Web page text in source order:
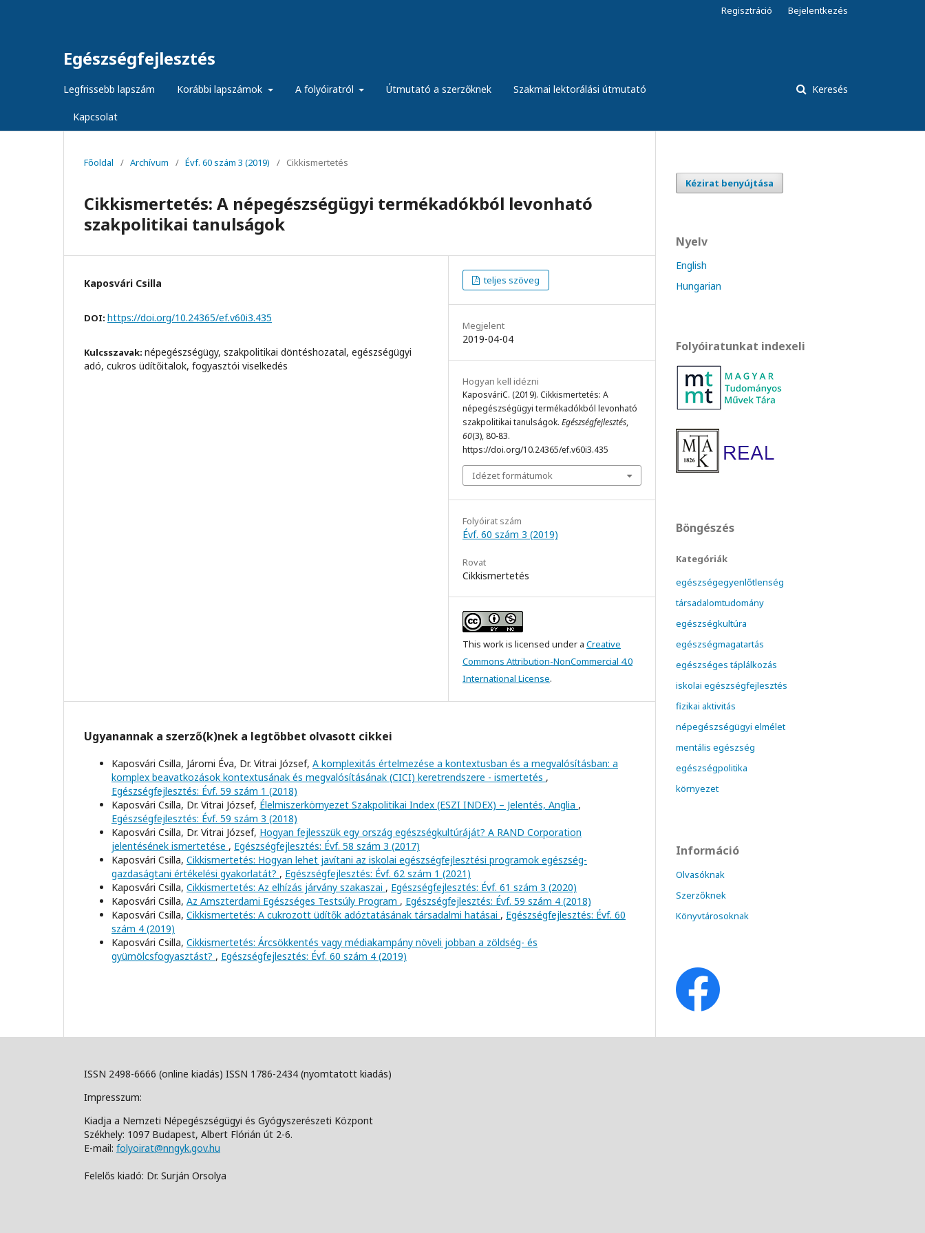
Egészségfejlesztés
Legfrissebb lapszám Korábbi lapszámok A folyóiratról Útmutató a szerzőknek Szakmai lektorálási útmutató
Kapcsolat
Keresés
Regisztráció Bejelentkezés
Főoldal / Archívum / Évf. 60 szám 3 (2019) / Cikkismertetés
Cikkismertetés: A népegészségügyi termékadókból levonható
szakpolitikai tanulságok
Kaposvári Csilla
DOI: https://doi.org/10.24365/ef.v60i3.435
Kulcsszavak: népegészségügy, szakpolitikai döntéshozatal, egészségügyi
adó, cukros üdítőitalok, fogyasztói viselkedés
teljes szöveg
Megjelent
2019-04-04
Hogyan kell idézni
KaposváriC. (2019). Cikkismertetés: A
népegészségügyi termékadókból levonható
szakpolitikai tanulságok. Egészségfejlesztés,
60(3), 80-83.
https://doi.org/10.24365/ef.v60i3.435
Idézet formátumok
Folyóirat szám
Évf. 60 szám 3 (2019)
Rovat
Cikkismertetés
This work is licensed under a Creative
Commons Attribution-NonCommercial 4.0
International License.
Ugyanannak a szerző(k)nek a legtöbbet olvasott cikkei
Kaposvári Csilla, Járomi Éva, Dr. Vitrai József, A komplexitás értelmezése a kontextusban és a megvalósításban: a
komplex beavatkozások kontextusának és megvalósításának (CICI) keretrendszere - ismertetés ,
Egészségfejlesztés: Évf. 59 szám 1 (2018)
Kaposvári Csilla, Dr. Vitrai József, Élelmiszerkörnyezet Szakpolitikai Index (ESZI INDEX) – Jelentés, Anglia ,
Egészségfejlesztés: Évf. 59 szám 3 (2018)
Kaposvári Csilla, Dr. Vitrai József, Hogyan fejlesszük egy ország egészségkultúráját? A RAND Corporation
jelentésének ismertetése , Egészségfejlesztés: Évf. 58 szám 3 (2017)
Kaposvári Csilla, Cikkismertetés: Hogyan lehet javítani az iskolai egészségfejlesztési programok egészség-
gazdaságtani értékelési gyakorlatát? , Egészségfejlesztés: Évf. 62 szám 1 (2021)
Kaposvári Csilla, Cikkismertetés: Az elhízás járvány szakaszai , Egészségfejlesztés: Évf. 61 szám 3 (2020)
Kaposvári Csilla, Az Amszterdami Egészséges Testsúly Program , Egészségfejlesztés: Évf. 59 szám 4 (2018)
Kaposvári Csilla, Cikkismertetés: A cukrozott üdítők adóztatásának társadalmi hatásai , Egészségfejlesztés: Évf. 60
szám 4 (2019)
Kaposvári Csilla, Cikkismertetés: Árcsökkentés vagy médiakampány növeli jobban a zöldség- és
gyümölcsfogyasztást? , Egészségfejlesztés: Évf. 60 szám 4 (2019)
Kézirat benyújtása
Nyelv
English
Hungarian
Folyóiratunkat indexeli
Böngészés
Kategóriák
egészségegyenlőtlenség
társadalomtudomány
egészségkultúra
egészségmagatartás
egészséges táplálkozás
iskolai egészségfejlesztés
fizikai aktivitás
népegészségügyi elmélet
mentális egészség
egészségpolitika
környezet
Információ
Olvasóknak
Szerzőknek
Könyvtárosoknak
ISSN 2498-6666 (online kiadás) ISSN 1786-2434 (nyomtatott kiadás)
Impresszum:
Kiadja a Nemzeti Népegészségügyi és Gyógyszerészeti Központ
Székhely: 1097 Budapest, Albert Flórián út 2-6.
E-mail: folyoirat@nngyk.gov.hu
Felelős kiadó: Dr. Surján Orsolya